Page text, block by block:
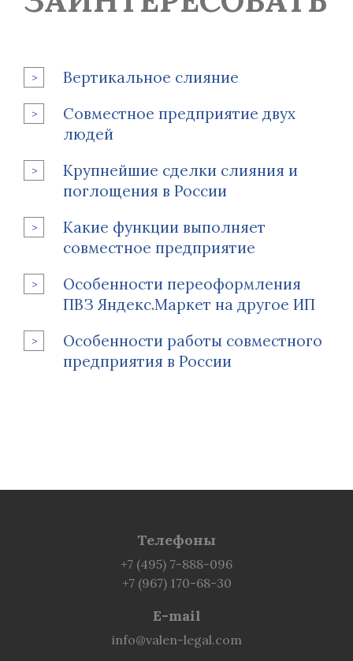
Вертикальное слияние
Совместное предприятие двух
людей
Крупнейшие сделки слияния и
поглощения в России
Какие функции выполняет
совместное предприятие
Особенности переоформления
ПВЗ Яндекс.Маркет на другое ИП
Особенности работы совместного
предприятия в России
Телефоны
+7 (495) 7-888-096
+7 (967) 170-68-30
E-mail
info@valen-legal.com